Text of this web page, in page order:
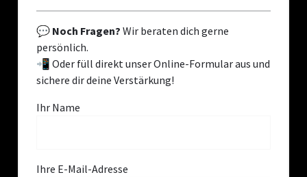
💬 Noch Fragen? Wir beraten dich gerne
persönlich.
📲 Oder füll direkt unser Online-Formular aus und
sichere dir deine Verstärkung!
Ihr Name
Ihre E-Mail-Adresse